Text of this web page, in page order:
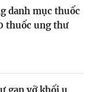
danh mục thuốc
thuốc ung thư